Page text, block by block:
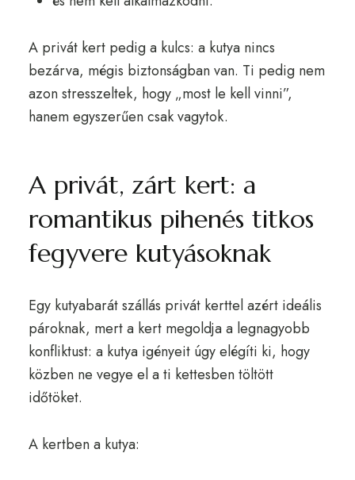
A privát kert pedig a kulcs: a kutya nincs
bezárva, mégis biztonságban van. Ti pedig nem
azon stresszeltek, hogy „most le kell vinni”,
hanem egyszerűen csak vagytok.
A privát, zárt kert: a
romantikus pihenés titkos
fegyvere kutyásoknak
Egy kutyabarát szállás privát kerttel azért ideális
pároknak, mert a kert megoldja a legnagyobb
konfliktust: a kutya igényeit úgy elégíti ki, hogy
közben ne vegye el a ti kettesben töltött
időtöket.
A kertben a kutya: